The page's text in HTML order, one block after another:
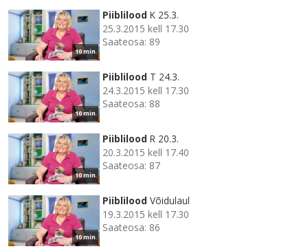
10 min
Piiblilood K 25.3.
25.3.2015 kell 17.30
Saateosa: 89
10 min
Piiblilood T 24.3.
24.3.2015 kell 17.30
Saateosa: 88
10 min
Piiblilood R 20.3.
20.3.2015 kell 17.40
Saateosa: 87
10 min
Piiblilood Võidulaul
19.3.2015 kell 17.30
Saateosa: 86